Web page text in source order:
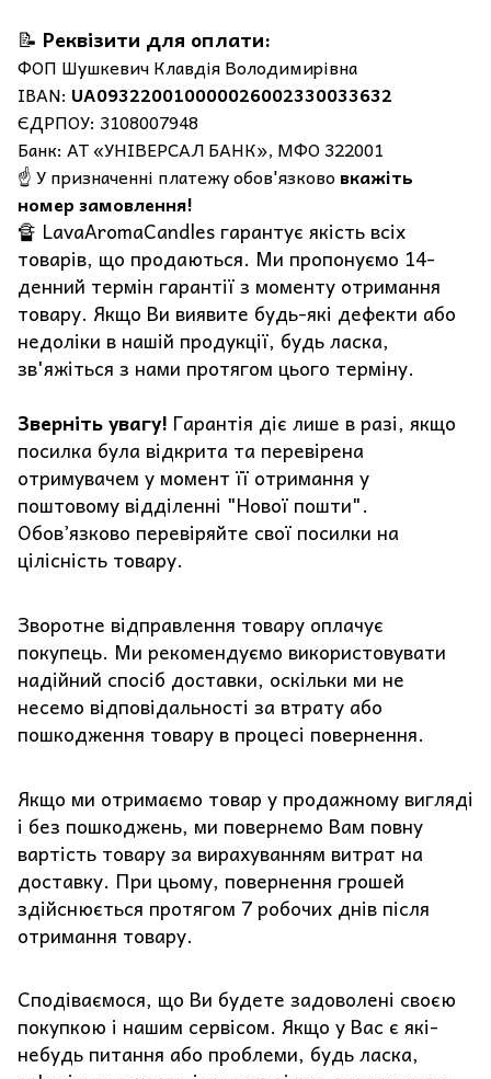
📝 Реквізити для оплати:
ФОП Шушкевич Клавдія Володимирівна
IBAN: UA093220010000026002330033632
ЄДРПОУ: 3108007948
Банк: АТ «УНІВЕРСАЛ БАНК», МФО 322001
☝️ У призначенні платежу обов'язково вкажіть
номер замовлення!
🔏 LavaAromaCandles гарантує якість всіх
товарів, що продаються. Ми пропонуємо 14-
денний термін гарантії з моменту отримання
товару. Якщо Ви виявите будь-які дефекти або
недоліки в нашій продукції, будь ласка,
зв'яжіться з нами протягом цього терміну.
Зверніть увагу! Гарантія діє лише в разі, якщо
посилка була відкрита та перевірена
отримувачем у момент її отримання у
поштовому відділенні "Нової пошти".
Обов’язково перевіряйте свої посилки на
цілісність товару.
Зворотне відправлення товару оплачує
покупець. Ми рекомендуємо використовувати
надійний спосіб доставки, оскільки ми не
несемо відповідальності за втрату або
пошкодження товару в процесі повернення.
Якщо ми отримаємо товар у продажному вигляді
і без пошкоджень, ми повернемо Вам повну
вартість товару за вирахуванням витрат на
доставку. При цьому, повернення грошей
здійснюється протягом 7 робочих днів після
отримання товару.
Сподіваємося, що Ви будете задоволені своєю
покупкою і нашим сервісом. Якщо у Вас є які-
небудь питання або проблеми, будь ласка,